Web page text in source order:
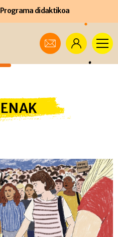
Programa didaktikoa